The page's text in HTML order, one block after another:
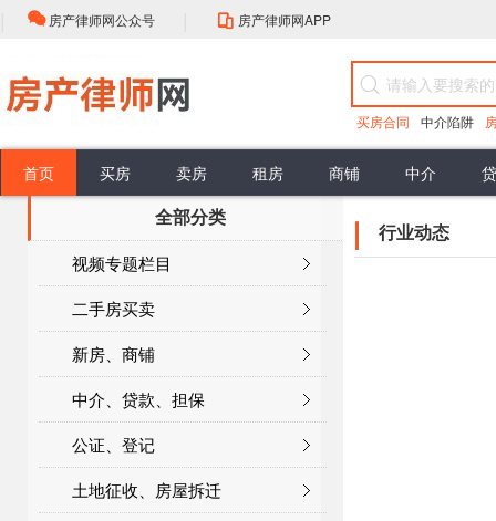
房产律师网公众号 房产律师网APP
买房合同 中介陷阱
首页 买房
买卖合同效力 无效买卖合同
面积误差 面积误差 共有部分
卖房
谈判 签约前准备
租房 商铺 中介
佣金标准 权利与义务 合同性质 委托合同
担保贷款 销售抵押 办理抵押
公证类型
登记注意
政策解读 头条资讯 房产律师
行业动态
全部分类
视频专题栏目
二手房买卖
新房、商铺
中介、贷款、担保
公证、登记
土地征收、房屋拆迁
行业动态